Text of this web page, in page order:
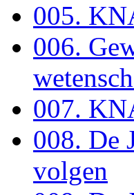
005.
006.
007.
008. De
volgen